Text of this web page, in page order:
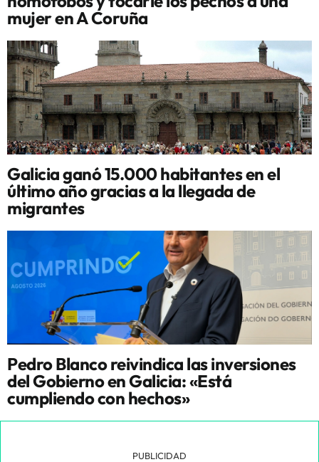
mujer en A Coruña
Galicia ganó 15.000 habitantes en el
último año gracias a la llegada de
migrantes
Pedro Blanco reivindica las inversiones
del Gobierno en Galicia: «Está
cumpliendo con hechos»
PUBLICIDAD